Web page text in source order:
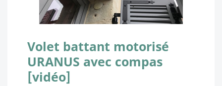
Volet battant motorisé
URANUS avec compas
[vidéo]